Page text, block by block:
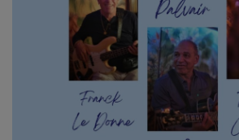
EVÉNEMENTS
CIRCULATION EN TEMPS RÉEL
HIGH-TECH